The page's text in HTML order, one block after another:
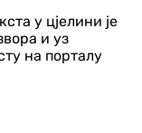
у цјелини је
и уз
на порталу